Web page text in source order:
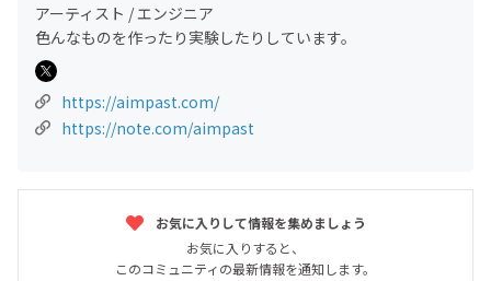
アーティスト / エンジニア
色んなものを作ったり実験したりしています。
https://aimpast.com/
https://note.com/aimpast
お気に入りして情報を集めましょう
お気に入りすると、
このコミュニティの最新情報を通知します。